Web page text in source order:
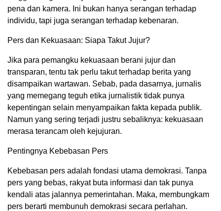
pena dan kamera. Ini bukan hanya serangan terhadap
individu, tapi juga serangan terhadap kebenaran.
Pers dan Kekuasaan: Siapa Takut Jujur?
Jika para pemangku kekuasaan berani jujur dan
transparan, tentu tak perlu takut terhadap berita yang
disampaikan wartawan. Sebab, pada dasarnya, jurnalis
yang memegang teguh etika jurnalistik tidak punya
kepentingan selain menyampaikan fakta kepada publik.
Namun yang sering terjadi justru sebaliknya: kekuasaan
merasa terancam oleh kejujuran.
Pentingnya Kebebasan Pers
Kebebasan pers adalah fondasi utama demokrasi. Tanpa
pers yang bebas, rakyat buta informasi dan tak punya
kendali atas jalannya pemerintahan. Maka, membungkam
pers berarti membunuh demokrasi secara perlahan.